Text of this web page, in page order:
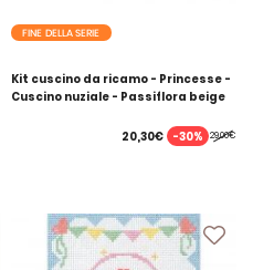
FINE DELLA SERIE
Kit cuscino da ricamo - Princesse -
Cuscino nuziale - Passiflora beige
29,00€
20,30€ -30%